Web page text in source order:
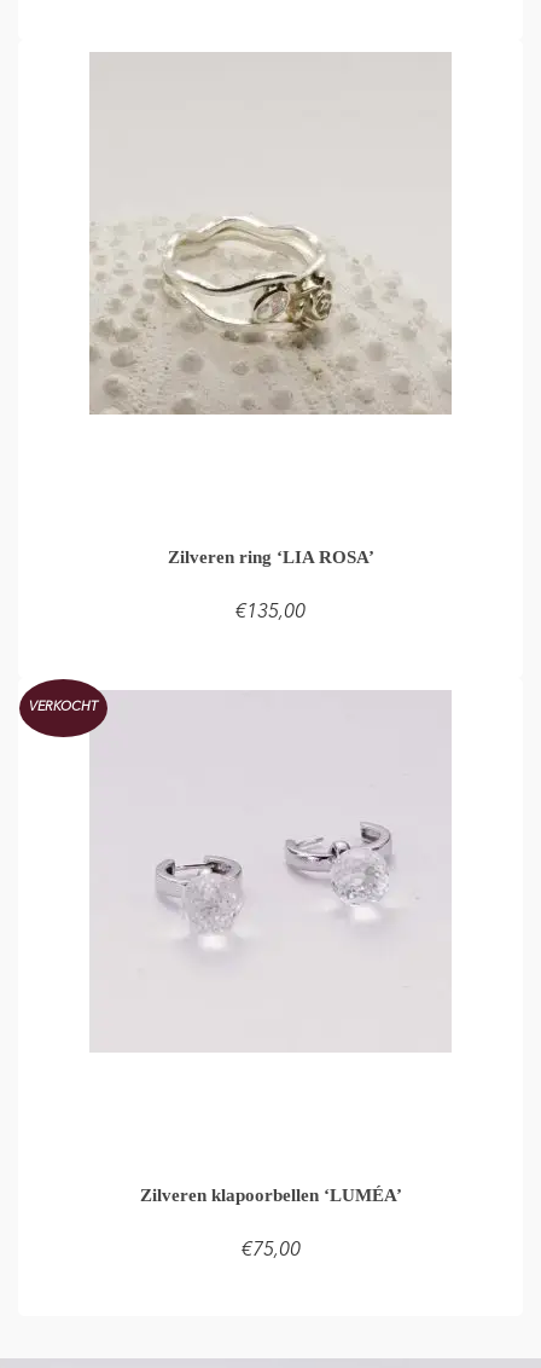
Zilveren ring ‘LIA ROSA’
€135,00
VERKOCHT
Zilveren klapoorbellen ‘LUMÉA’
€75,00